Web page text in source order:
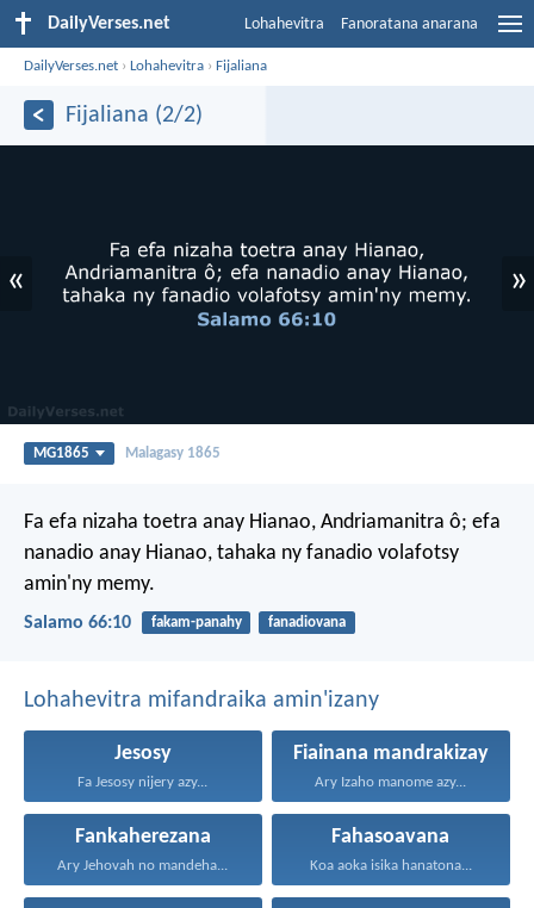
DailyVerses.net Lohahevitra Fanoratana anarana
DailyVerses.net ›Lohahevitra ›Fijaliana
Fijaliana (2/2)
« »
MG1865 Malagasy 1865
Fa efa nizaha toetra anay Hianao, Andriamanitra ô; efa
nanadio anay Hianao, tahaka ny fanadio volafotsy
amin'ny memy.
Salamo 66:10 fakam-panahy fanadiovana
Lohahevitra mifandraika amin'izany
Jesosy
Fa Jesosy nijery azy...
Fiainana mandrakizay
Ary Izaho manome azy...
Fankaherezana
Ary Jehovah no mandeha...
Fahasoavana
Koa aoka isika hanatona...